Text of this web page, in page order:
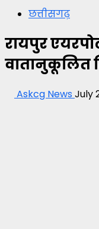
छत्तीसगढ़
रायपुर
वातानुकूलित
Askcg NewsJuly